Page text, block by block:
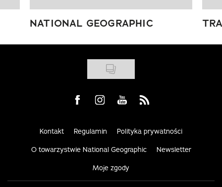
NATIONAL GEOGRAPHIC
Visit us on Facebook
Visit us on Instagram
Visit us on Youtube
Visit us on Rss
Kontakt Regulamin Polityka prywatności
O towarzystwie National Geographic Newsletter
Moje zgody